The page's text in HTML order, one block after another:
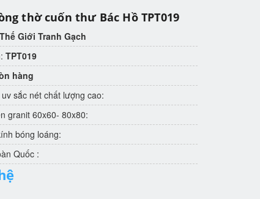
thờ cuốn thư Bác Hồ TPT019
Thế Giới Tranh Gạch
TPT019
hàng
sắc nét chất lượng cao:
granit 60x60- 80x80:
bóng loáng:
Quốc :